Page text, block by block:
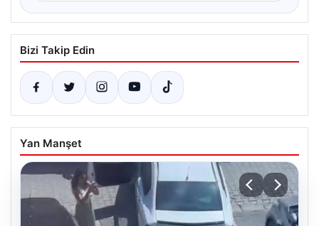
Bizi Takip Edin
Yan Manşet